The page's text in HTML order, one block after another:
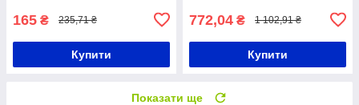
165 ₴ 235,71 ₴
Купити
772,04 ₴ 1 102,91 ₴
Купити
Показати ще